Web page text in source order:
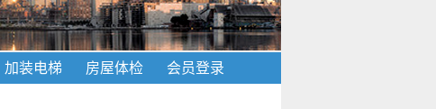
加装电梯 房屋体检
会员登录